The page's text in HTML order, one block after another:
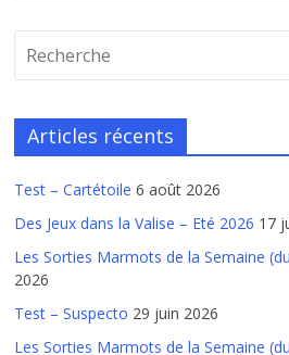
Articles récents
Test – Cartétoile 6 août 2026
Des Jeux dans la Valise – Eté 2026 17
Les Sorties Marmots de la Semaine
2026
Test – Suspecto 29 juin 2026
Les Sorties Marmots de la Semaine